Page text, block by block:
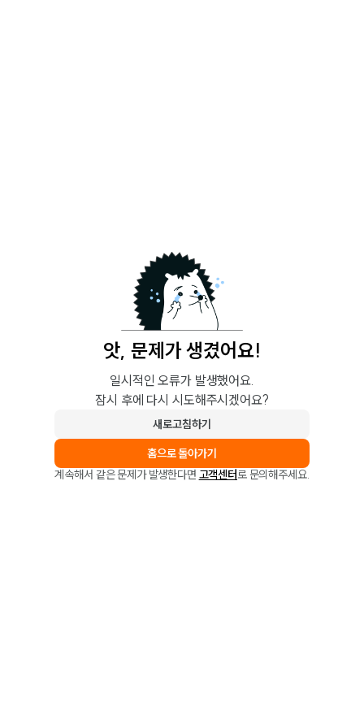
앗, 문제가 생겼어요!
일시적인 오류가 발생했어요.
잠시 후에 다시 시도해주시겠어요?
새로고침하기
홈으로 돌아가기
계속해서 같은 문제가 발생한다면 고객센터로 문의해주세요.